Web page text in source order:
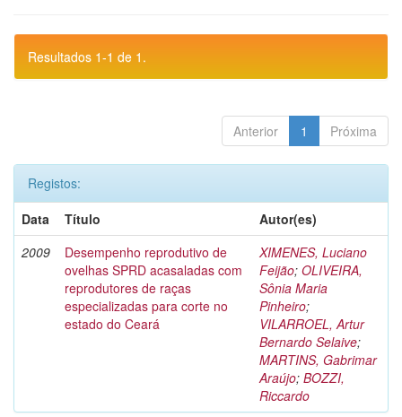
Resultados 1-1 de 1.
Anterior 1 Próxima
Registos:
Data
Título
Autor(es)
2009
Desempenho reprodutivo de
ovelhas SPRD acasaladas com
reprodutores de raças
especializadas para corte no
estado do Ceará
XIMENES, Luciano
Feijão; OLIVEIRA,
Sônia Maria
Pinheiro;
VILARROEL, Artur
Bernardo Selaive;
MARTINS, Gabrimar
Araújo; BOZZI,
Riccardo